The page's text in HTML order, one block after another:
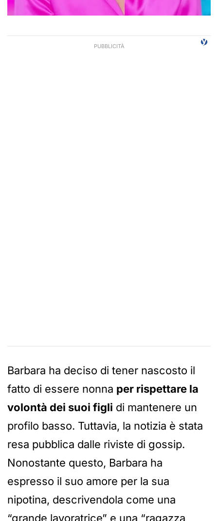
Barbara ha deciso di tener nascosto il
fatto di essere nonna per rispettare la
volontà dei suoi figli di mantenere un
profilo basso. Tuttavia, la notizia è stata
resa pubblica dalle riviste di gossip.
Nonostante questo, Barbara ha
espresso il suo amore per la sua
nipotina, descrivendola come una
“grande lavoratrice” e una “ragazza